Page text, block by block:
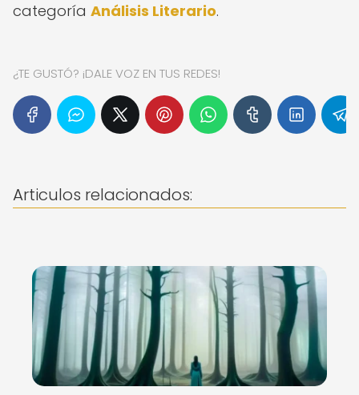
categoría Análisis Literario.
¿TE GUSTÓ? ¡DALE VOZ EN TUS REDES!
Articulos relacionados: